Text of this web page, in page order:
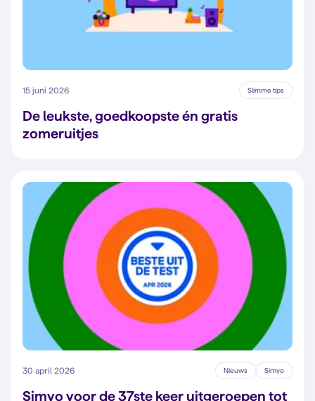
15 juni 2026 Slimme tips
De leukste, goedkoopste én gratis
zomeruitjes
30 april 2026 Nieuws Simyo
Simyo voor de 37ste keer uitgeroepen tot